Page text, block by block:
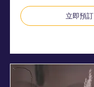
幣
立即預訂